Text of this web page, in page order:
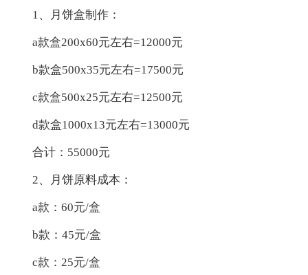
1、月饼盒制作：
a款盒200x60元左右=12000元
b款盒500x35元左右=17500元
c款盒500x25元左右=12500元
d款盒1000x13元左右=13000元
合计：55000元
2、月饼原料成本：
a款：60元/盒
b款：45元/盒
c款：25元/盒